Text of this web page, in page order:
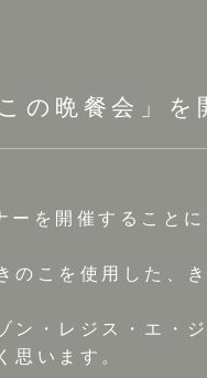
の晩餐会」を
を開催することに
こを使用した、
・レジス・エ・
思います。